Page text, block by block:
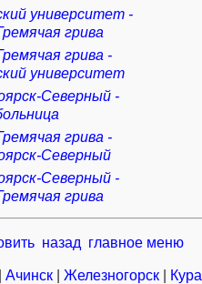
университет -
грива
грива -
университет
Северный -
грива -
Северный
Северный -
грива
назад главное меню
Ачинск Железногорск